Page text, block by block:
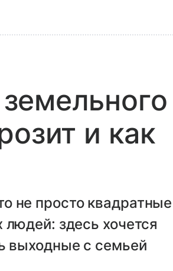
и как
не просто квадратные
здесь хочется
выходные с семьей